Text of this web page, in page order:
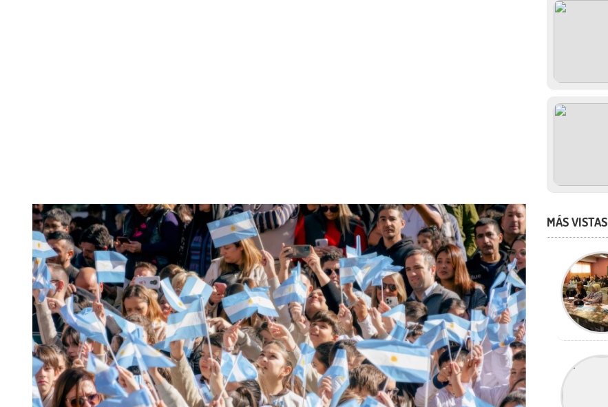
MÁS VISTAS